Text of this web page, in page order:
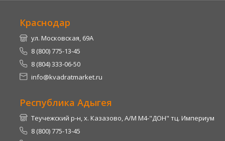
Краснодар
ул. Московская, 69А
8 (800) 775-13-45
8 (804) 333-06-50
info@kvadratmarket.ru
Республика Адыгея
Теучежский р-н, х. Казазово, А/М М4-"ДОН" тц. Империум
8 (800) 775-13-45